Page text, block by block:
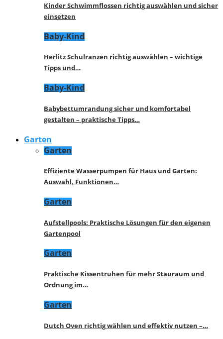
Kinder Schwimmflossen richtig auswählen und sicher
einsetzen
Baby-Kind
Herlitz Schulranzen richtig auswählen – wichtige
Tipps und…
Baby-Kind
Babybettumrandung sicher und komfortabel
gestalten – praktische Tipps…
Garten
Garten
Effiziente Wasserpumpen für Haus und Garten:
Auswahl, Funktionen…
Garten
Aufstellpools: Praktische Lösungen für den eigenen
Gartenpool
Garten
Praktische Kissentruhen für mehr Stauraum und
Ordnung im…
Garten
Dutch Oven richtig wählen und effektiv nutzen –…